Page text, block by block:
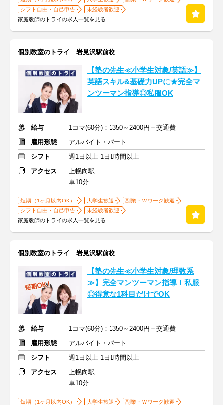
シフト自由・自己申告
未経験者歓迎
家庭教師のトライの求人一覧を見る
個別教室のトライ 岩見沢駅前校
【塾の先生≪小学生対象/英語≫】
英語スキル&基礎力UPに★完全マ
ンツーマン指導◎私服OK
給与
1コマ(60分)：1350～2400円＋交通費
雇用形態
アルバイト・パート
シフト
週1日以上 1日1時間以上
アクセス
上幌向駅
車10分
短期（1ヶ月以内OK） 大学生歓迎
副業・Ｗワーク歓迎
シフト自由・自己申告
未経験者歓迎
家庭教師のトライの求人一覧を見る
個別教室のトライ 岩見沢駅前校
【塾の先生≪小学生対象/理数系
≫】完全マンツーマン指導！私服
◎得意な1科目だけでOK
給与
1コマ(60分)：1350～2400円＋交通費
雇用形態
アルバイト・パート
シフト
週1日以上 1日1時間以上
アクセス
上幌向駅
車10分
短期（1ヶ月以内OK） 大学生歓迎
副業・Ｗワーク歓迎